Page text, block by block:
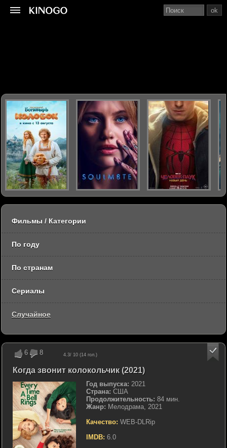
6 8 4.3/ 10 (14 гол.)
Когда звонит колокольчик (2021)
Год выпуска: 2021
Страна: США
Продолжительность: 84 мин.
Жанр: Мелодрама, 2021
Качество: WEB-DLRip
IMDB: 6.0
ok
Фильмы / Категории
По году
По странам
Сериалы
Случайное